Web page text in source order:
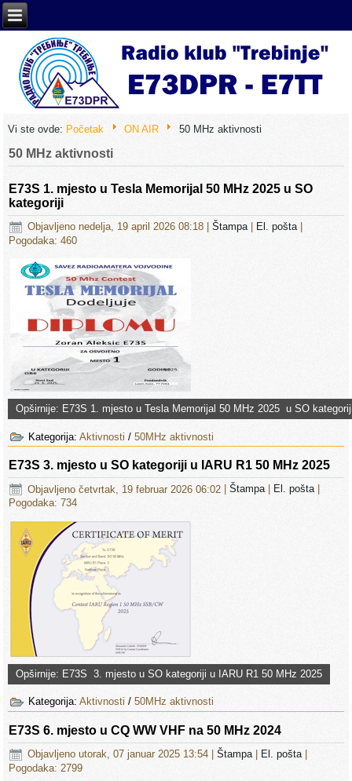
Vi ste ovde: Početak ON AIR 50 MHz aktivnosti
50 MHz aktivnosti
E73S 1. mjesto u Tesla Memorijal 50 MHz 2025 u SO
kategoriji
Objavljeno nedelja, 19 april 2026 08:18 |Štampa El. pošta
Pogodaka: 460
Opširnije: E73S 1. mjesto u Tesla Memorijal 50 MHz 2025 u SO
Kategorija:Aktivnosti /50MHz aktivnosti
E73S 3. mjesto u SO kategoriji u IARU R1 50 MHz 2025
Objavljeno četvrtak, 19 februar 2026 06:02 |Štampa El. pošta
Pogodaka: 734
Opširnije: E73S 3. mjesto u SO kategoriji u IARU R1 50 MHz 2025
Kategorija:Aktivnosti /50MHz aktivnosti
E73S 6. mjesto u CQ WW VHF na 50 MHz 2024
Objavljeno utorak, 07 januar 2025 13:54 |Štampa El. pošta
Pogodaka: 2799